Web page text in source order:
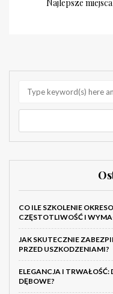
Najlepsze
CO ILE SZKOLENIE
CZĘSTOTLIWOŚĆ I
JAK SKUTECZNIE
PRZED USZKODZENIAMI?
ELEGANCJA I
DĘBOWE?